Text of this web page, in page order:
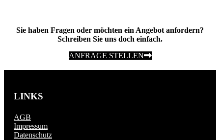
Sie haben Fragen oder möchten ein Angebot anfordern?
Schreiben Sie uns doch einfach.
ANFRAGE STELLEN
LINKS
AGB
Impressum
Datenschutz